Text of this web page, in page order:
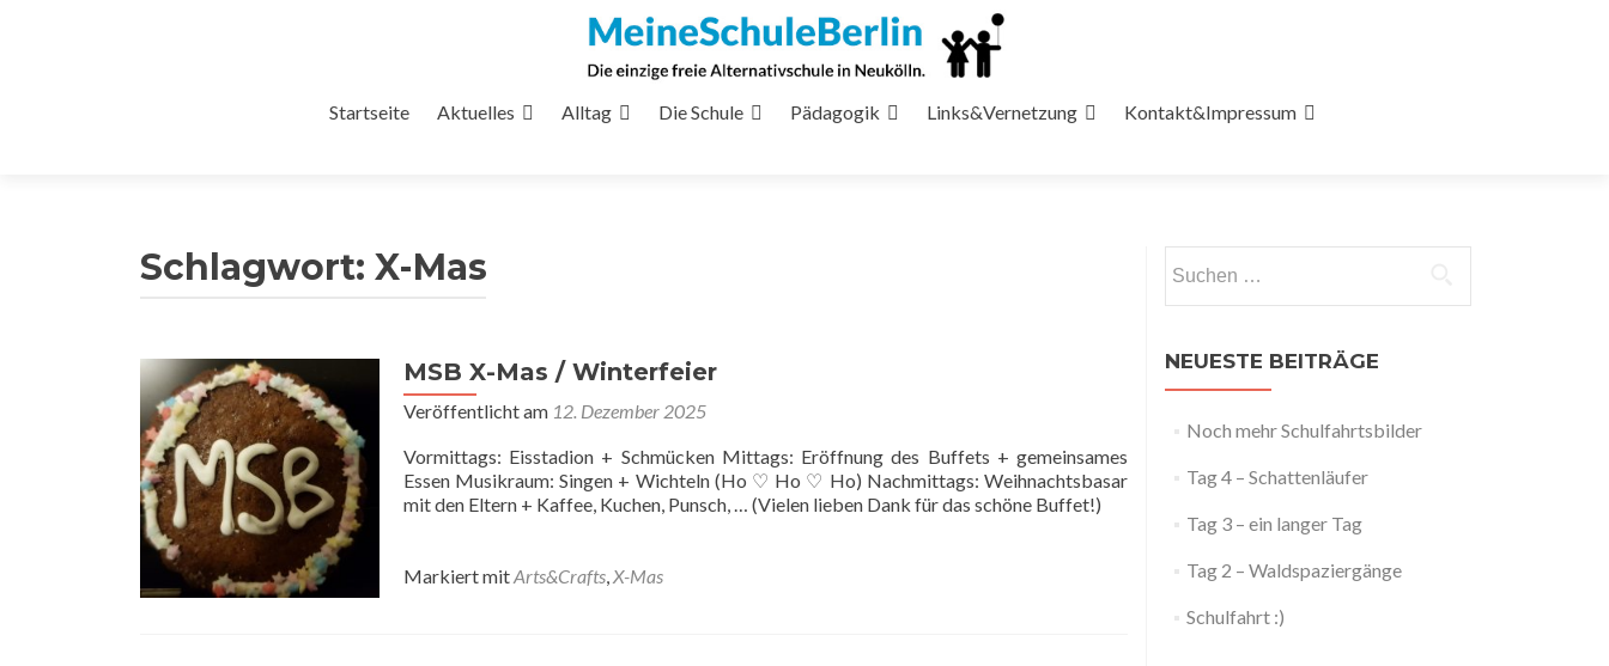
Startseite Aktuelles Alltag Die Schule Pädagogik Links&Vernetzung Kontakt&Impressum
Schlagwort: X-Mas
MSB X-Mas / Winterfeier
Veröffentlicht am 12. Dezember 2025
Vormittags: Eisstadion + Schmücken Mittags: Eröffnung des Buffets + gemeinsames
Essen Musikraum: Singen + Wichteln (Ho ♡ Ho ♡ Ho) Nachmittags: Weihnachtsbasar
mit den Eltern + Kaffee, Kuchen, Punsch, … (Vielen lieben Dank für das schöne Buffet!)
Markiert mitArts&Crafts,X-Mas
nach:
NEUESTE BEITRÄGE
Noch mehr Schulfahrtsbilder
Tag 4 – Schattenläufer
Tag 3 – ein langer Tag
Tag 2 – Waldspaziergänge
Schulfahrt :)